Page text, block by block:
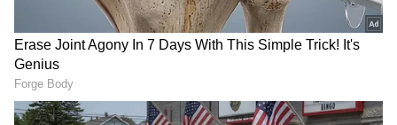
చేసింది. అయితే 88 మిలియన్ల మంది ఫాలోవర్లు ఉన్న
ఆయన ట్విట్టర్ ఖాతాను కూడా అల్లర్ల తర్వాత బ్లాక్ చేశారు.
ఆయనకు ట్రూత్ సోషల్ మీడియాలో ఐదు మిలియన్ల కంటే
తక్కువ మంది ఫాలోవర్లే ఉన్నారు. 2016లో ట్రంప్
ఘనవిజయం సాధించడానికి సోషల్ మీడియాపై